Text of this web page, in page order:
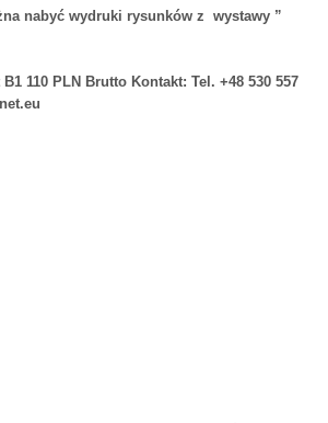
nabyć wydruki rysunków z wystawy ”
110 PLN Brutto Kontakt: Tel. +48 530 557